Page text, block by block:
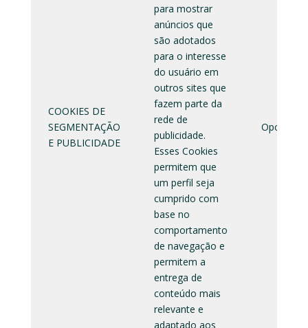
COOKIES DE
SEGMENTAÇÃO
E PUBLICIDADE
para mostrar
anúncios que
são adotados
para o interesse
do usuário em
outros sites que
fazem parte da
rede de
publicidade.
Esses Cookies
permitem que
um perfil seja
cumprido com
base no
comportamento
de navegação e
permitem a
entrega de
conteúdo mais
relevante e
adaptado aos
Opcional